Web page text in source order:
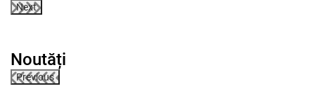
Next
Noutăți
Previous